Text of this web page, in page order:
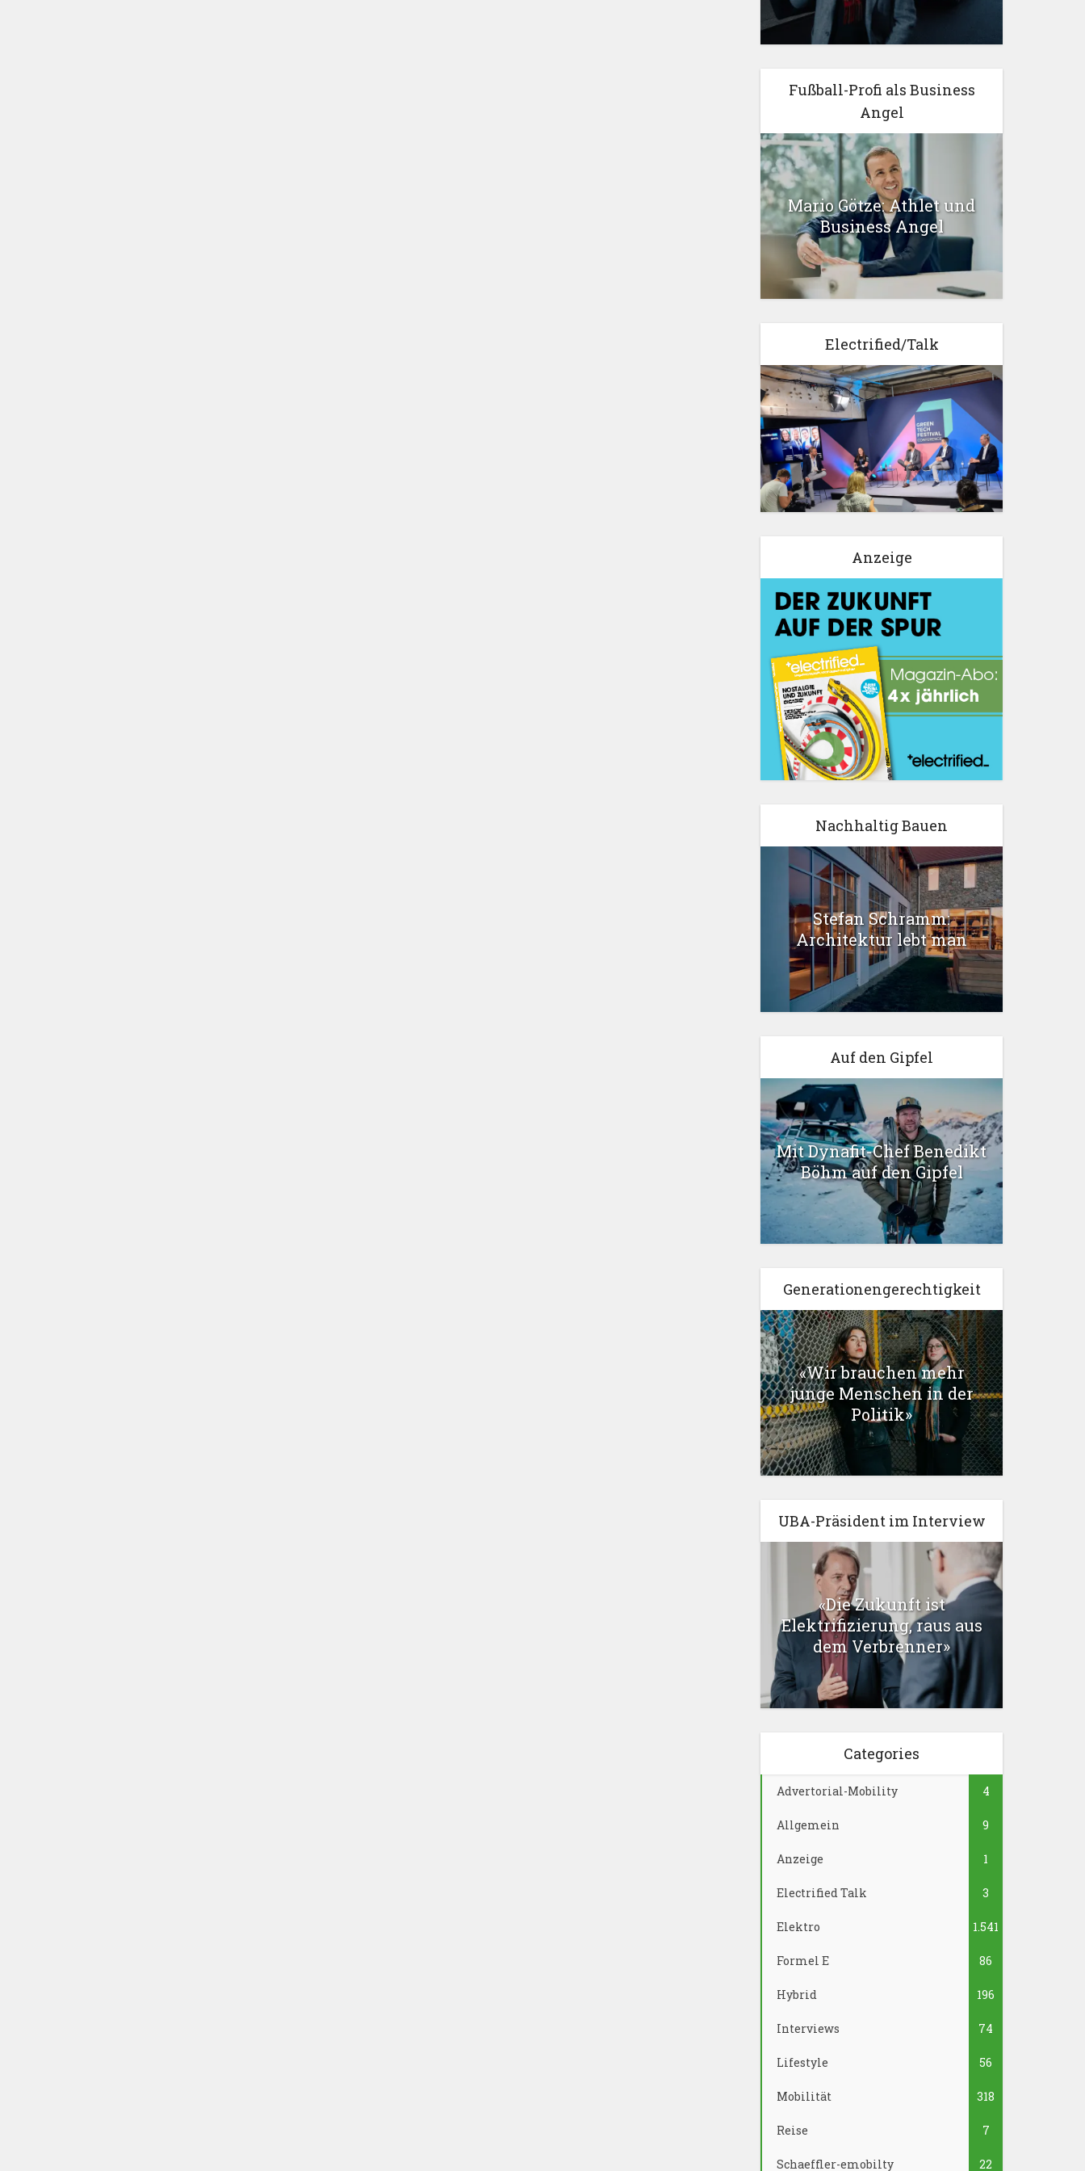
Fußball-Profi als Business
Angel
Mario Götze: Athlet und
Business Angel
Electrified/Talk
Anzeige
Nachhaltig Bauen
Stefan Schramm:
Architektur lebt man
Auf den Gipfel
Mit Dynafit-Chef Benedikt
Böhm auf den Gipfel
Generationengerechtigkeit
«Wir brauchen mehr
junge Menschen in der
Politik»
UBA-Präsident im Interview
«Die Zukunft ist
Elektrifizierung, raus aus
dem Verbrenner»
Categories
Advertorial-Mobility 4
Allgemein 9
Anzeige 1
Electrified Talk 3
Elektro 1.541
Formel E 86
Hybrid 196
Interviews 74
Lifestyle 56
Mobilität 318
Reise 7
Schaeffler-emobilty 22